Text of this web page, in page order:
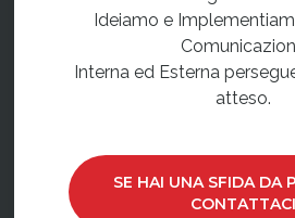
Ideiamo e
Interna ed Esterna
atteso.
SE HAI UNA SFIDA DA
CONTATTACI